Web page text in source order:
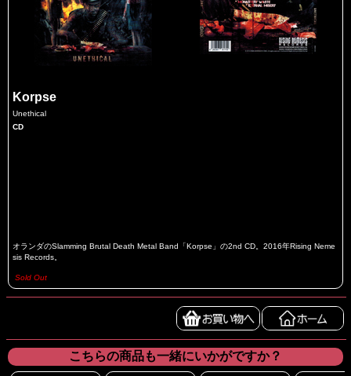
Korpse
Unethical
CD
オランダのSlamming Brutal Death Metal Band「Korpse」の2nd CD。2016年Rising Neme
sis Records。
Sold Out
こちらの商品も一緒にいかがですか？